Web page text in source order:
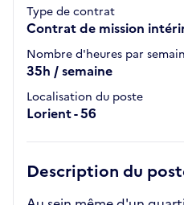
Type de contrat
Contrat de mission
Nombre d'heures par
35h / semaine
Localisation du poste
Lorient - 56
Description du